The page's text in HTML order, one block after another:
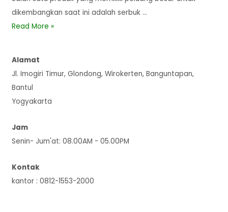
dikembangkan saat ini adalah serbuk …
Read More »
Alamat
Jl. Imogiri Timur, Glondong, Wirokerten, Banguntapan,
Bantul
Yogyakarta
Jam
Senin- Jum'at: 08.00AM - 05.00PM
Kontak
kantor : 0812-1553-2000